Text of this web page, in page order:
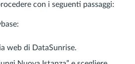
con i seguenti passaggi:
web di DataSunrise.